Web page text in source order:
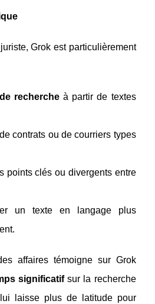
Grok est particulièrement
rechercheà partir de textes
contrats ou de courriers types
points clés ou divergents entre
un texte en langage plus
affaires témoigne sur Grok
significatifsur la recherche
laisse plus de latitude pour